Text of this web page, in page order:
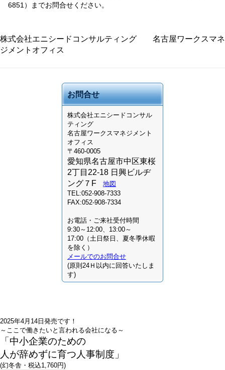
6851）までお問合せください。
株式会社エニシードコンサルティング 名古屋ワークスマネ
ジメントオフィス
お問合せ
株式会社エニシードコンサル
ティング
名古屋ワークスマネジメント
オフィス
〒460-0005
愛知県名古屋市中区東桜
2丁目22-18 日興ビルヂ
ング７F
地図
TEL:052-908-7333
FAX:052-908-7334
お電話・ご来社受付時間
9:30～12:00、13:00～
17:00（土日祭日、夏冬季休暇
を除く）
メールでのお問合せ
(原則24Ｈ以内に回答いたしま
す)
2025年4月14日発売です！
～ここで働きたいと言われる会社になる～
「中小企業のための
人が辞めずに育つ人事制度」
(幻冬舎・税込1,760円)